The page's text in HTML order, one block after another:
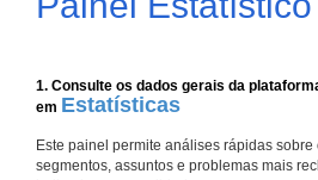
1. Consulte os dados gerais da
em Estatísticas
Este painel permite análises rápidas
segmentos, assuntos e problemas mais